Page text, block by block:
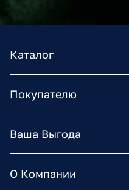
Каталог
Покупателю
Ваша Выгода
О Компании